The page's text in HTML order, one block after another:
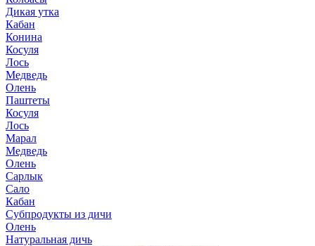
Дикая утка
Кабан
Конина
Косуля
Лось
Медведь
Олень
Паштеты
Косуля
Лось
Марал
Медведь
Олень
Сарлык
Сало
Кабан
Субпродукты из дичи
Олень
Натуральная дичь